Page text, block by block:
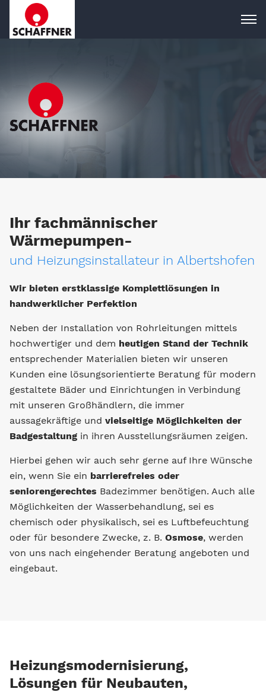
Ihr fachmännischer
Wärmepumpen-
und Heizungsinstallateur in Albertshofen
Wir bieten erstklassige Komplettlösungen in
handwerklicher Perfektion
Neben der Installation von Rohrleitungen mittels
hochwertiger und dem heutigen Stand der Technik
entsprechender Materialien bieten wir unseren
Kunden eine lösungsorientierte Beratung für modern
gestaltete Bäder und Einrichtungen in Verbindung
mit unseren Großhändlern, die immer
aussagekräftige und vielseitige Möglichkeiten der
Badgestaltung in ihren Ausstellungsräumen zeigen.
Hierbei gehen wir auch sehr gerne auf Ihre Wünsche
ein, wenn Sie ein barrierefreies oder
seniorengerechtes Badezimmer benötigen. Auch alle
Möglichkeiten der Wasserbehandlung, sei es
chemisch oder physikalisch, sei es Luftbefeuchtung
oder für besondere Zwecke, z. B. Osmose, werden
von uns nach eingehender Beratung angeboten und
eingebaut.
Heizungsmodernisierung,
Lösungen für Neubauten,